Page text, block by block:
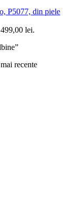
P5077, din piele
lei.
recente